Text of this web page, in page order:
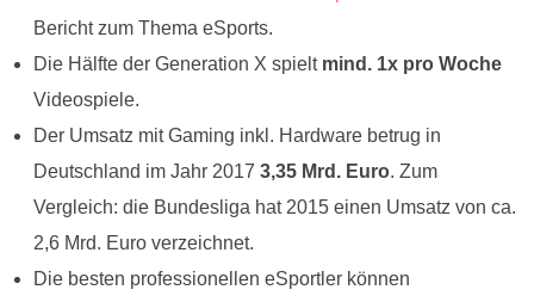
Bericht zum Thema eSports.
Die Hälfte der Generation X spielt mind. 1x pro Woche
Videospiele.
Der Umsatz mit Gaming inkl. Hardware betrug in
Deutschland im Jahr 2017 3,35 Mrd. Euro. Zum
Vergleich: die Bundesliga hat 2015 einen Umsatz von ca.
2,6 Mrd. Euro verzeichnet.
Die besten professionellen eSportler können